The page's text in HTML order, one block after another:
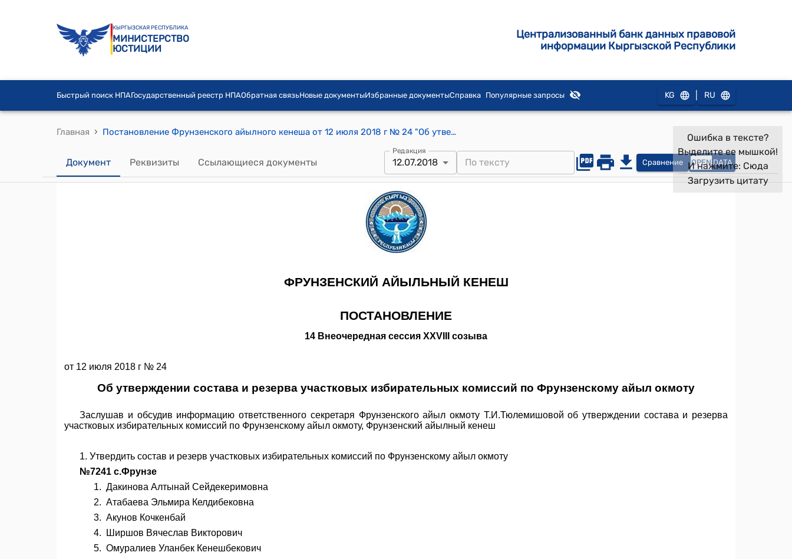
КЫРГЫЗСКАЯ РЕСПУБЛИКА
МИНИСТЕРСТВО
ЮСТИЦИИ
Централизованный банк данных правовой
информации Кыргызской Республики
Быстрый поиск НПАГосударственный реестр НПАОбратная связьНовые документыИзбранные документыСправка Популярные запросы KG RU
Главная › Постановление Фрунзенского айылного кенеша от 12 июля 2018 г № 24 "Об утверждении состава и резерва участковых избирательных комиссий по Фрунзенскому айыл окмоту"
Документ Реквизиты Ссылающиеся документы
Редакция
12.07.2018 Сравнение OPEN DATA
Ошибка в тексте?
Выделите ее мышкой!
И нажмите: Сюда
Загрузить цитату